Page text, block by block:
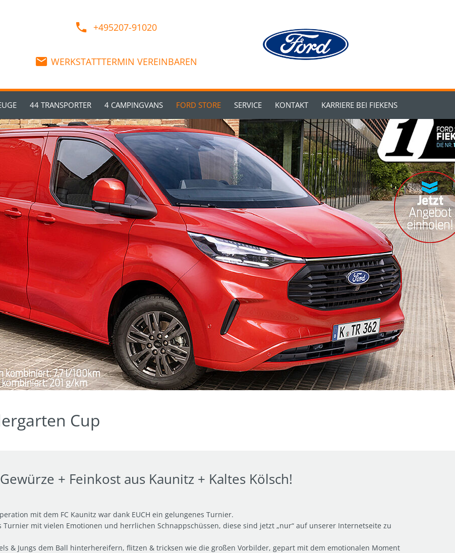
+495207-91020
WERKSTATTTERMIN VEREINBAREN
44 TRANSPORTER 4 CAMPINGVANS FORD STORE SERVICE KONTAKT KARRIERE BEI FIEKENS
Cup
+ Feinkost aus Kaunitz + Kaltes Kölsch!
mit dem FC Kaunitz war dank EUCH ein gelungenes Turnier.
mit vielen Emotionen und herrlichen Schnappschüssen, diese sind jetzt „nur“ auf unserer Internetseite zu
& Jungs dem Ball hinterhereifern, flitzen & tricksen wie die großen Vorbilder, gepart mit dem emotionalen Moment